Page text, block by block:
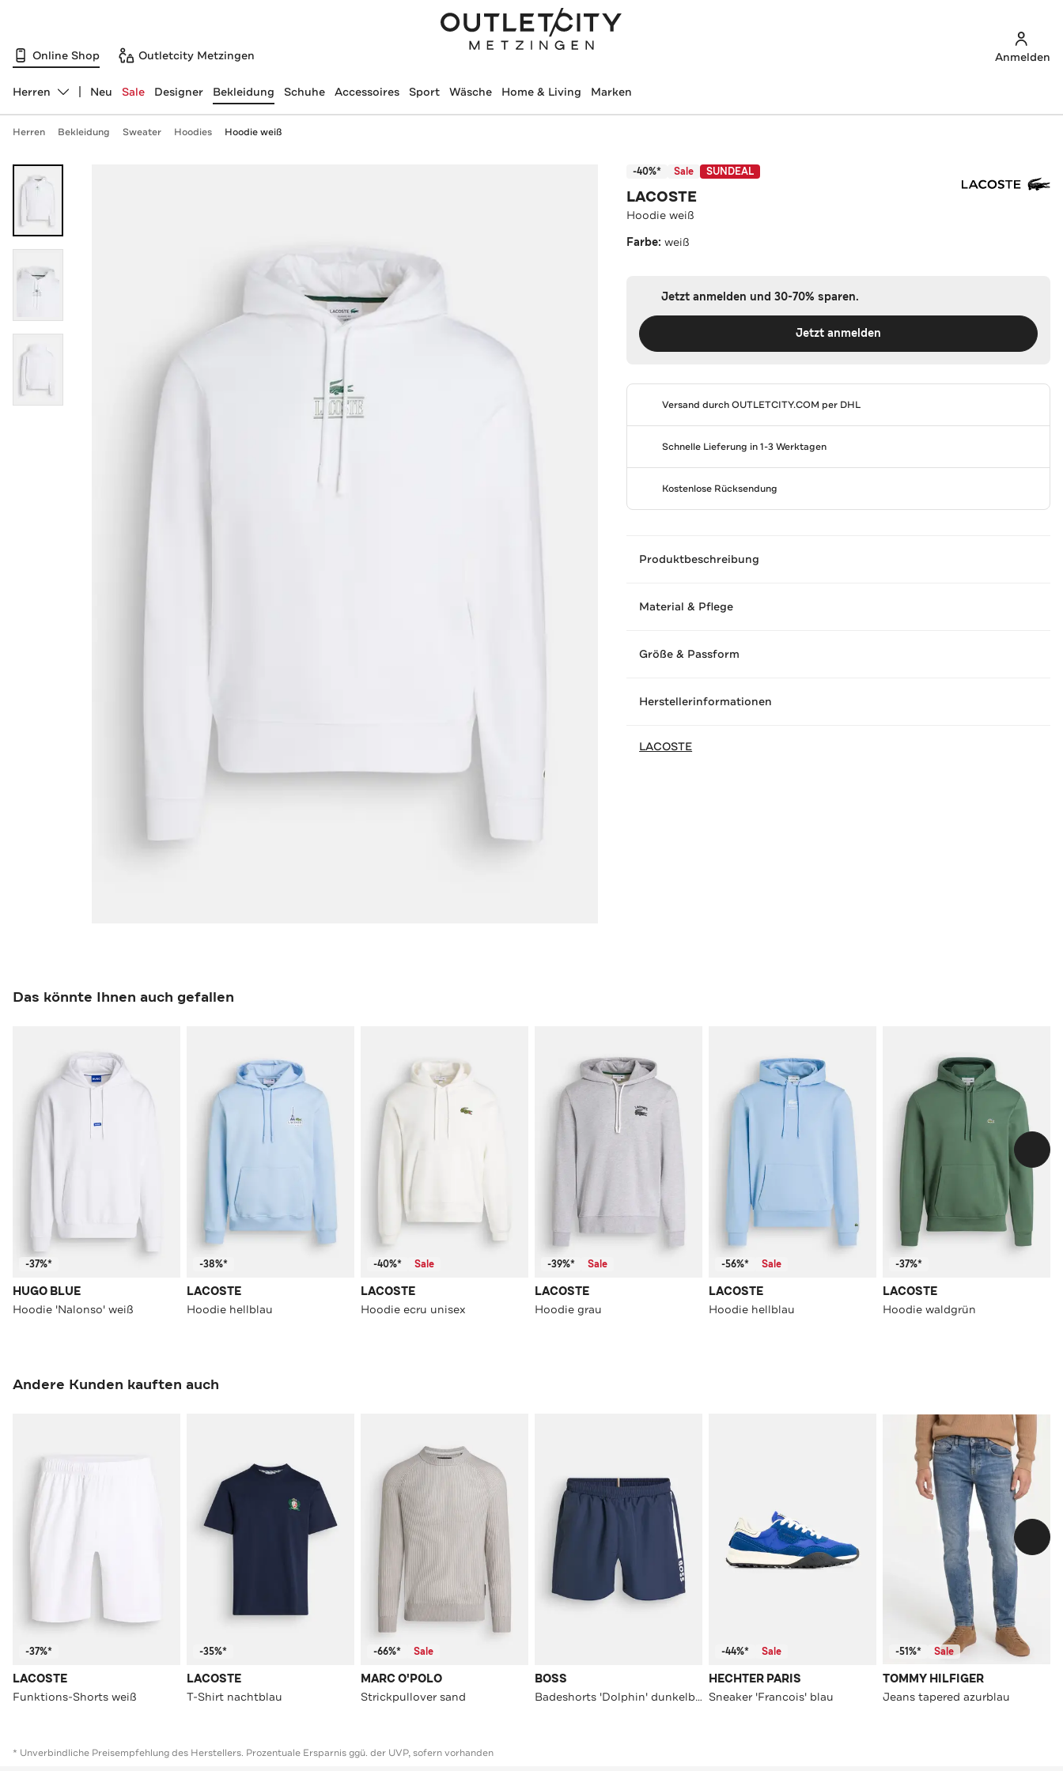
Online Shop Outletcity Metzingen Anmelden
Abteilung ändern, ausgewählt:
Herren Neu Sale Designer Bekleidung Schuhe Accessoires Sport Wäsche Home & Living Marken
Herren Bekleidung Sweater Hoodies Hoodie weiß
-40%* Sale SUNDEAL
LACOSTE
Hoodie weiß
Farbe:weiß
Jetzt anmelden und 30-70% sparen.
Jetzt anmelden
Versand durchOUTLETCITY.COM per DHL
Schnelle Lieferung in 1-3 Werktagen
Kostenlose Rücksendung
Produktbeschreibung
Material & Pflege
Größe & Passform
Herstellerinformationen
LACOSTE
Das könnte Ihnen auch gefallen
-37%*
HUGO BLUE
Hoodie 'Nalonso' weiß
-38%*
LACOSTE
Hoodie hellblau
-40%* Sale
LACOSTE
Hoodie ecru unisex
-39%* Sale
LACOSTE
Hoodie grau
-56%* Sale
LACOSTE
Hoodie hellblau
-37%*
LACOSTE
Hoodie waldgrün
Andere Kunden kauften auch
-37%*
LACOSTE
Funktions-Shorts weiß
-35%*
LACOSTE
T-Shirt nachtblau
-66%* Sale
MARC O'POLO
Strickpullover sand
BOSS
Badeshorts 'Dolphin' dunkelblau
-44%* Sale
HECHTER PARIS
Sneaker 'Francois' blau
-51%* Sale
TOMMY HILFIGER
Jeans tapered azurblau
* Unverbindliche Preisempfehlung des Herstellers. Prozentuale Ersparnis ggü. der UVP, sofern vorhanden